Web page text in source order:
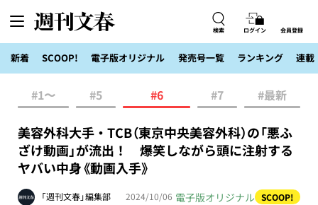
検索 ログイン 会員登録
新着 SCOOP! 電子版オリジナル 発売号一覧 ランキング 連載
#1〜 #5 #6 #7 #最新
美容外科大手・TCB（東京中央美容外科）の「悪ふ
ざけ動画」が流出！ 爆笑しながら頭に注射する
ヤバい中身《動画入手》
「週刊文春」編集部 2024/10/06 電子版オリジナル SCOOP!